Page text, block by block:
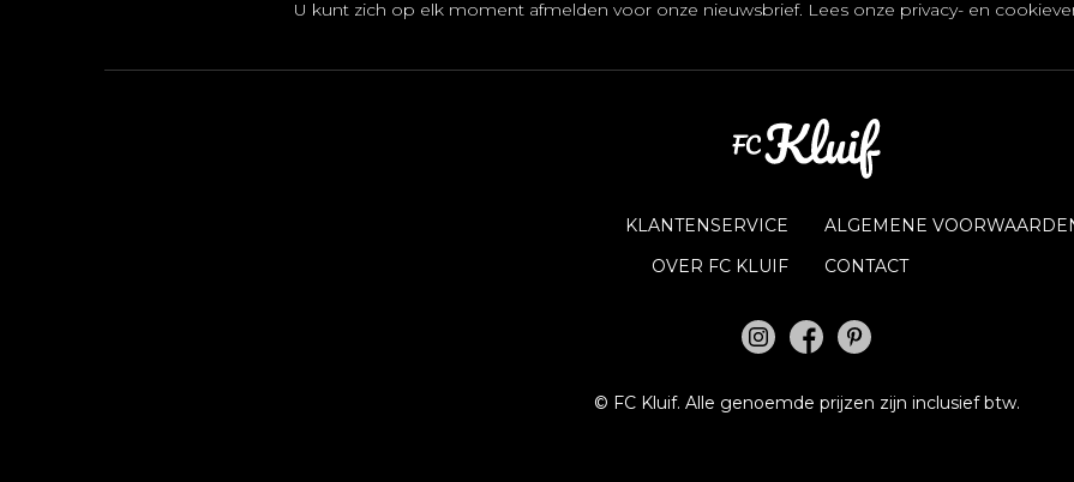
U kunt zich op elk moment afmelden voor onze nieuwsbrief. Lees onze privacy- en
KLANTENSERVICE
ALGEMENE
OVER FC KLUIF
CONTACT
© FC Kluif. Alle genoemde prijzen zijn inclusief btw.